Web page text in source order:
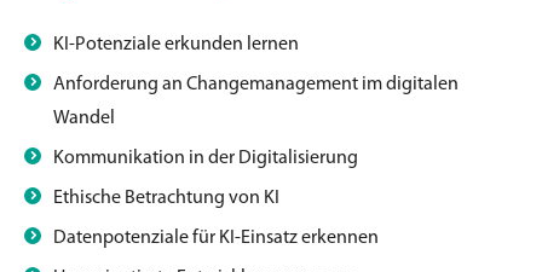
KI-Potenziale erkunden lernen
Anforderung an Changemanagement im digitalen
Wandel
Kommunikation in der Digitalisierung
Ethische Betrachtung von KI
Datenpotenziale für KI-Einsatz erkennen